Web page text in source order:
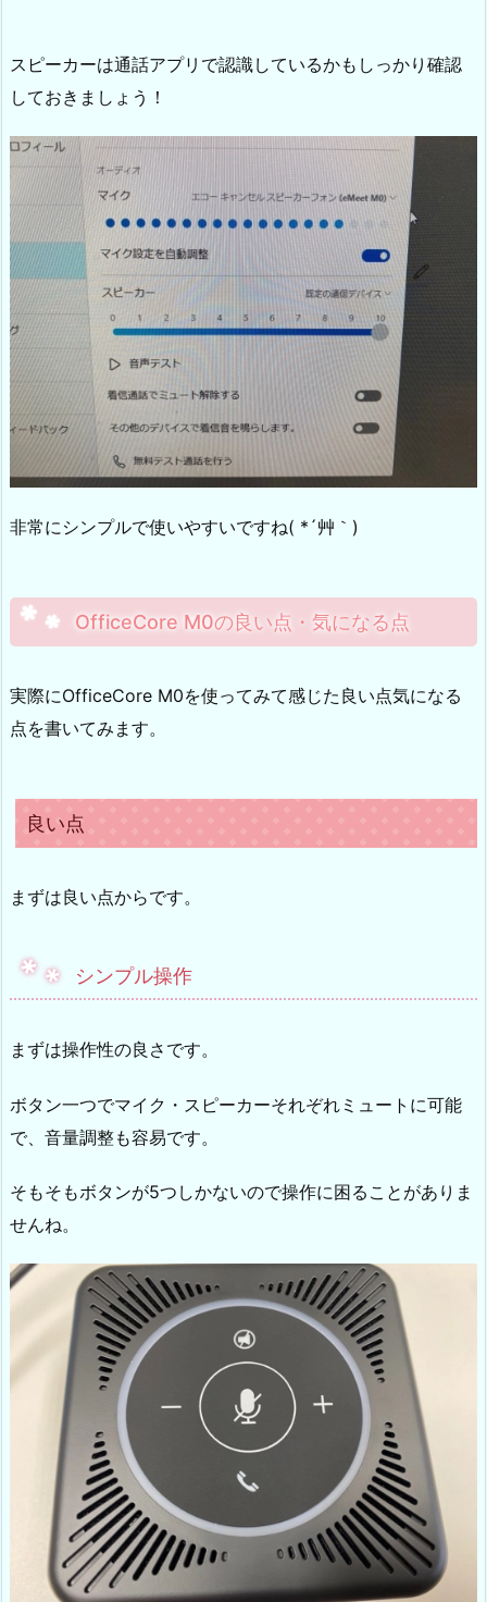
スピーカーは通話アプリで認識しているかもしっかり確認
しておきましょう！
非常にシンプルで使いやすいですね( *´艸｀)
OfficeCore M0の良い点・気になる点
実際にOfficeCore M0を使ってみて感じた良い点気になる
点を書いてみます。
良い点
まずは良い点からです。
シンプル操作
まずは操作性の良さです。
ボタン一つでマイク・スピーカーそれぞれミュートに可能
で、音量調整も容易です。
そもそもボタンが5つしかないので操作に困ることがありま
せんね。